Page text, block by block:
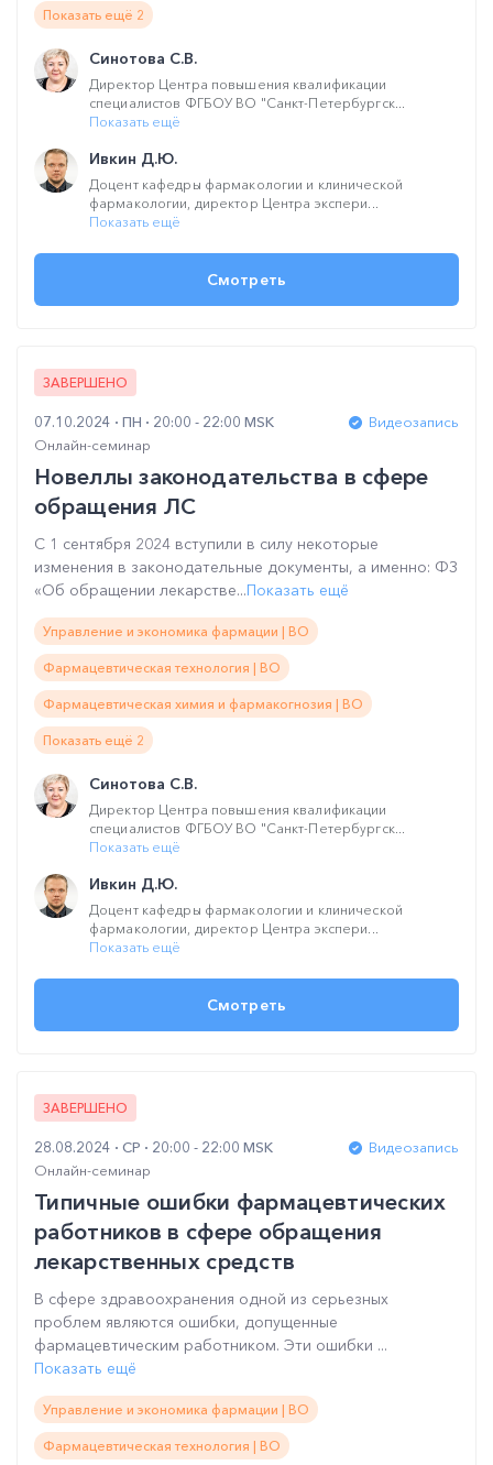
Показать ещё 2
Синотова С.В.
Директор Центра повышения квалификации
специалистов ФГБОУ ВО "Санкт-Петербургск...
Показать ещё
Ивкин Д.Ю.
Доцент кафедры фармакологии и клинической
фармакологии, директор Центра экспери...
Показать ещё
Смотреть
ЗАВЕРШЕНО
07.10.2024 ПН 20:00 - 22:00 MSK
Видеозапись
Онлайн-семинар
Новеллы законодательства в сфере
обращения ЛС
С 1 сентября 2024 вступили в силу некоторые
изменения в законодательные документы, а именно: ФЗ
«Об обращении лекарстве...Показать ещё
Управление и экономика фармации | ВО
Фармацевтическая технология | ВО
Фармацевтическая химия и фармакогнозия | ВО
Показать ещё 2
Синотова С.В.
Директор Центра повышения квалификации
специалистов ФГБОУ ВО "Санкт-Петербургск...
Показать ещё
Ивкин Д.Ю.
Доцент кафедры фармакологии и клинической
фармакологии, директор Центра экспери...
Показать ещё
Смотреть
ЗАВЕРШЕНО
28.08.2024 СР 20:00 - 22:00 MSK
Видеозапись
Онлайн-семинар
Типичные ошибки фармацевтических
работников в сфере обращения
лекарственных средств
В сфере здравоохранения одной из серьезных
проблем являются ошибки, допущенные
фармацевтическим работником. Эти ошибки ...
Показать ещё
Управление и экономика фармации | ВО
Фармацевтическая технология | ВО